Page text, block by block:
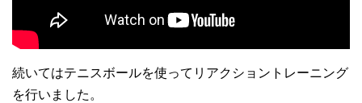
続いてはテニスボールを使ってリアクショントレーニング
を行いました。